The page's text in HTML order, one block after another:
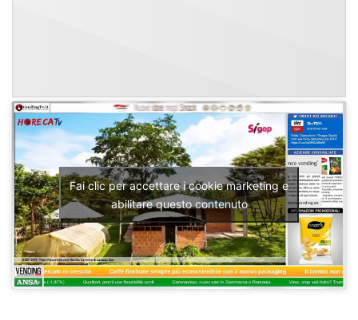
Fai clic per accettare i cookie marketing e
abilitare questo contenuto